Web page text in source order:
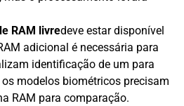
RAM livredeve estar disponível
adicional é necessária para
identificação de um para
modelos biométricos precisam
RAM para comparação.